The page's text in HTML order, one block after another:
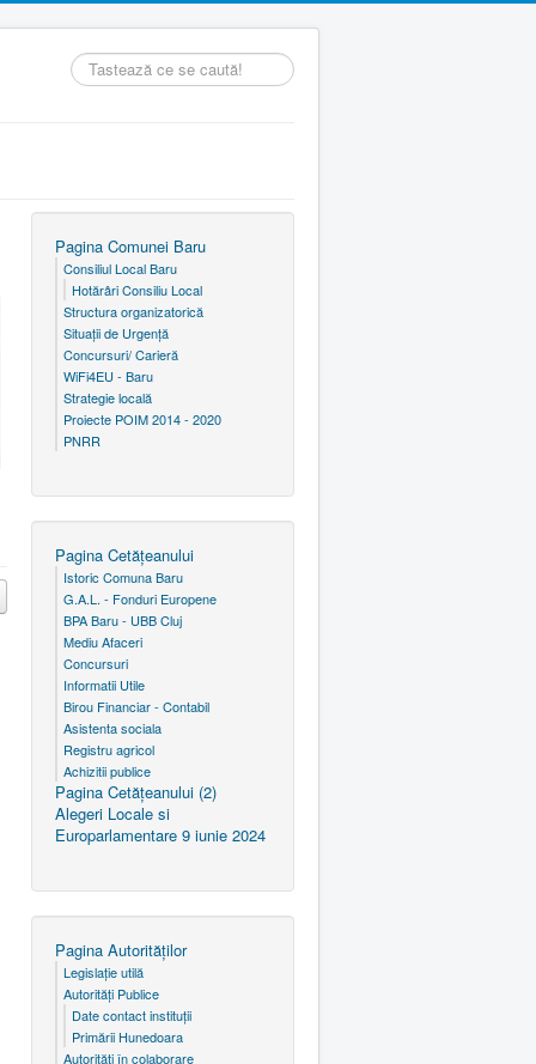
Căutare
...
Pagina Comunei Baru
Consiliul Local Baru
Hotărâri Consiliu Local
Structura organizatorică
Situaţii de Urgenţă
Concursuri/ Carieră
WiFi4EU - Baru
Strategie locală
Proiecte POIM 2014 - 2020
PNRR
Pagina Cetăţeanului
Istoric Comuna Baru
G.A.L. - Fonduri Europene
BPA Baru - UBB Cluj
Mediu Afaceri
Concursuri
Informatii Utile
Birou Financiar - Contabil
Asistenta sociala
Registru agricol
Achizitii publice
Pagina Cetăţeanului (2)
Alegeri Locale si
Europarlamentare 9 iunie 2024
Pagina Autorităţilor
Legislaţie utilă
Autorităţi Publice
Date contact instituţii
Primării Hunedoara
Autorităţi în colaborare